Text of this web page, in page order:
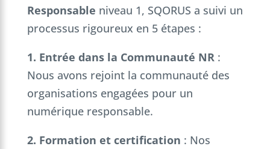
Responsable niveau 1, SQORUS a suivi un
processus rigoureux en 5 étapes :
1. Entrée dans la Communauté NR:
Nous avons rejoint la communauté des
organisations engagées pour un
numérique responsable.
2. Formation et certification : Nos